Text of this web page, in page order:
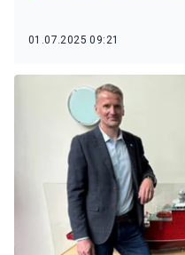
01.07.2025 09:21